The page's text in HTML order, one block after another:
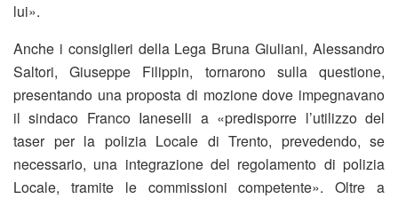
lui».
Anche i consiglieri della Lega Bruna Giuliani, Alessandro
Saltori, Giuseppe Filippin, tornarono sulla questione,
presentando una proposta di mozione dove impegnavano
il sindaco Franco Ianeselli a «predisporre l’utilizzo del
taser per la polizia Locale di Trento, prevedendo, se
necessario, una integrazione del regolamento di polizia
Locale, tramite le commissioni competente». Oltre a